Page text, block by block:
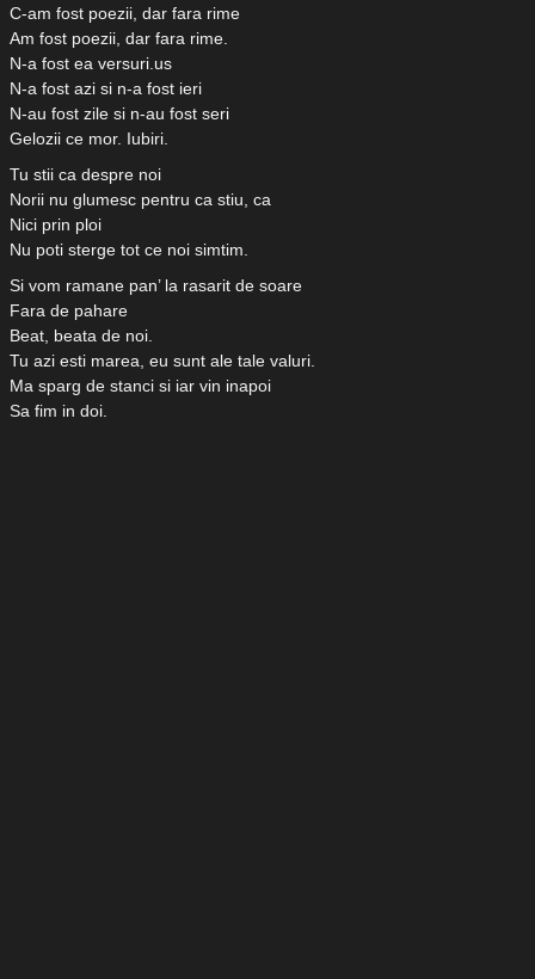
C-am fost poezii, dar fara rime
Am fost poezii, dar fara rime.
N-a fost ea versuri.us
N-a fost azi si n-a fost ieri
N-au fost zile si n-au fost seri
Gelozii ce mor. Iubiri.
Tu stii ca despre noi
Norii nu glumesc pentru ca stiu, ca
Nici prin ploi
Nu poti sterge tot ce noi simtim.
Si vom ramane pan’ la rasarit de soare
Fara de pahare
Beat, beata de noi.
Tu azi esti marea, eu sunt ale tale valuri.
Ma sparg de stanci si iar vin inapoi
Sa fim in doi.